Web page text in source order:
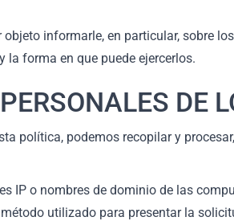
objeto informarle, en particular, sobre
la forma en que puede ejercerlos.
DE
política, podemos recopilar y
IP o nombres de dominio de las
utilizado para presentar la